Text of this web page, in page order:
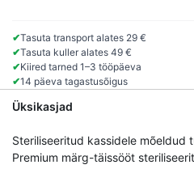
✔Tasuta transport alates 29 €
✔Tasuta kuller alates 49 €
✔Kiired tarned 1–3 tööpäeva
✔14 päeva tagastusõigus
Üksikasjad
Steriliseeritud kassidele mõeldud
Premium märg-täissööt